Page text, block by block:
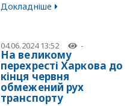
Докладніше
04.06.2024 13:52 -
На великому
перехресті Харкова до
кінця червня
обмежений рух
транспорту